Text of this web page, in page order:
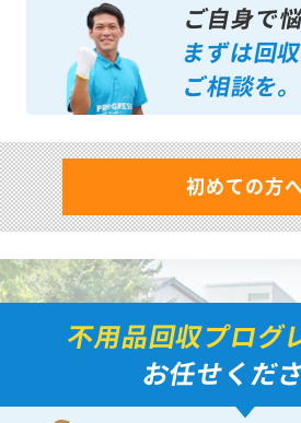
ご自身で
まずは回
ご相談を。
初めての方
不用品回収プログ
お任せくだ